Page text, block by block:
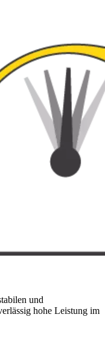
und
hohe Leistung im